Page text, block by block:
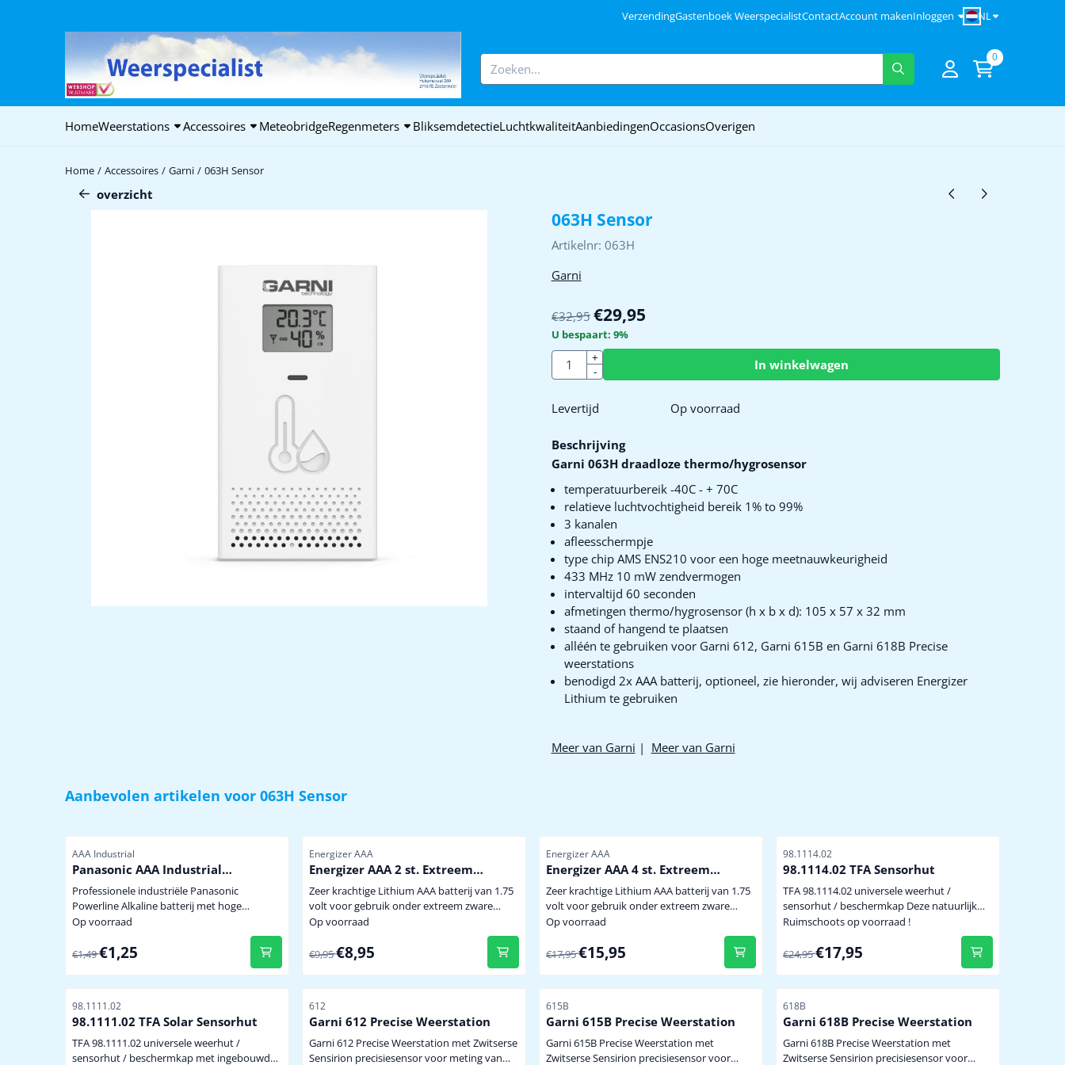
VerzendingGastenboek WeerspecialistContactAccount makenInloggen NL
Zoeken 0
HomeWeerstations Accessoires MeteobridgeRegenmeters BliksemdetectieLuchtkwaliteitAanbiedingenOccasionsOverigen
Home / Accessoires / Garni / 063H Sensor
overzicht
063H Sensor
Artikelnr: 063H
Garni
€32,95 €29,95
U bespaart: 9%
Aantal
+
-
In winkelwagen
Levertijd Op voorraad
Beschrijving
Garni 063H draadloze thermo/hygrosensor
temperatuurbereik -40C - + 70C
relatieve luchtvochtigheid bereik 1% to 99%
3 kanalen
afleesschermpje
type chip AMS ENS210 voor een hoge meetnauwkeurigheid
433 MHz 10 mW zendvermogen
intervaltijd 60 seconden
afmetingen thermo/hygrosensor (h x b x d): 105 x 57 x 32 mm
staand of hangend te plaatsen
alléén te gebruiken voor Garni 612, Garni 615B en Garni 618B Precise
weerstations
benodigd 2x AAA batterij, optioneel, zie hieronder, wij adviseren Energizer
Lithium te gebruiken
Meer van Garni | Meer van Garni
Aanbevolen artikelen voor 063H Sensor
Artikelnummer
AAA Industrial
Panasonic AAA Industrial
Powerline
Professionele industriële Panasonic
Powerline Alkaline batterij met hoge
capaciteit dus minder vaak batterijen
Op voorraad
Van 1,49 voor 1,25
€1,49€1,25
Artikelnummer
Energizer AAA
Energizer AAA 2 st. Extreem
krachtige Winterbestendige
Lithium Batterij
Zeer krachtige Lithium AAA batterij van 1.75
volt voor gebruik onder extreem zware
omstandigheden of langdurige belasting. Bij
een temperatuur van -40 graden levert de
batterij nog 70% spanning en stroom. Uitval
zendsignaal van de sensor sterk...
Op voorraad
Van 9,95 voor 8,95
€9,95€8,95
Artikelnummer
Energizer AAA
Energizer AAA 4 st. Extreem
krachtige Winterbestendige
Lithium Batterij
Zeer krachtige Lithium AAA batterij van 1.75
volt voor gebruik onder extreem zware
omstandigheden of langdurige belasting. Bij
een temperatuur van -40 graden levert de
batterij nog 70% spanning en stroom. Uitval
zendsignaal van de sensor sterk...
Op voorraad
Van 17,95 voor 15,95
€17,95€15,95
Artikelnummer
98.1114.02
98.1114.02 TFA Sensorhut
TFA 98.1114.02 universele weerhut /
sensorhut / beschermkap Deze natuurlijk
geventileerde TFA sensorhut kan gebruikt
temperatuur/hygrosensoren door de ruime
afmetingen in de sensorhut. De sensor is
etc. Tevens is de sensor enigszin...
Ruimschoots op voorraad !
Van 24,95 voor 17,95
€24,95€17,95
Artikelnummer
98.1111.02
98.1111.02 TFA Solar Sensorhut
TFA 98.1111.02 universele weerhut /
sensorhut / beschermkap met ingebouwde
Artikelnummer
612
Garni 612 Precise Weerstation
Garni 612 Precise Weerstation met Zwitserse
Sensirion precisiesensor voor meting van
Artikelnummer
615B
Garni 615B Precise Weerstation
Garni 615B Precise Weerstation met
Zwitserse Sensirion precisiesensor voor
Artikelnummer
618B
Garni 618B Precise Weerstation
Garni 618B Precise Weerstation met
Zwitserse Sensirion precisiesensor voor